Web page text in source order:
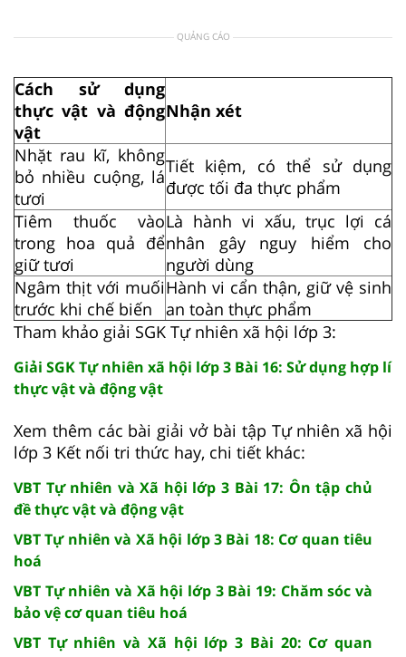
QUẢNG CÁO
Cách sử dụng
thực vật và động
vật
Nhận xét
Nhặt rau kĩ, không
bỏ nhiều cuộng, lá
tươi
Tiết kiệm, có thể sử dụng
được tối đa thực phẩm
Tiêm thuốc vào
trong hoa quả để
giữ tươi
Là hành vi xấu, trục lợi cá
nhân gây nguy hiểm cho
người dùng
Ngâm thịt với muối
trước khi chế biến
Hành vi cẩn thận, giữ vệ sinh
an toàn thực phẩm
Tham khảo giải SGK Tự nhiên xã hội lớp 3:
Giải SGK Tự nhiên xã hội lớp 3 Bài 16: Sử dụng hợp lí
thực vật và động vật
Xem thêm các bài giải vở bài tập Tự nhiên xã hội
lớp 3 Kết nối tri thức hay, chi tiết khác:
VBT Tự nhiên và Xã hội lớp 3 Bài 17: Ôn tập chủ
đề thực vật và động vật
VBT Tự nhiên và Xã hội lớp 3 Bài 18: Cơ quan tiêu
hoá
VBT Tự nhiên và Xã hội lớp 3 Bài 19: Chăm sóc và
bảo vệ cơ quan tiêu hoá
VBT Tự nhiên và Xã hội lớp 3 Bài 20: Cơ quan